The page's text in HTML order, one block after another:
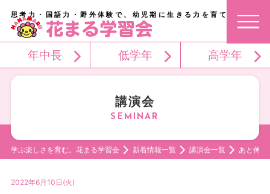
思考力・国語力・野外体験で、幼児期に生きる力を育てる。
年中長 低学年 高学年
講演会
学ぶ楽しさを育む。花まる学習会 新着情報一覧 講演会一覧 あと伸び
2022年6月10日(火)